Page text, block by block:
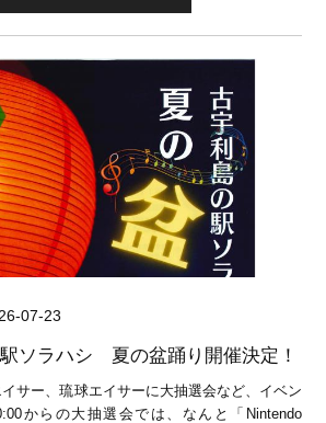
07-23
ソラハシ 夏の盆踊り開催決定！
サー、琉球エイサーに大抽選会など、イベン
からの大抽選会では、なんと「Nintendo